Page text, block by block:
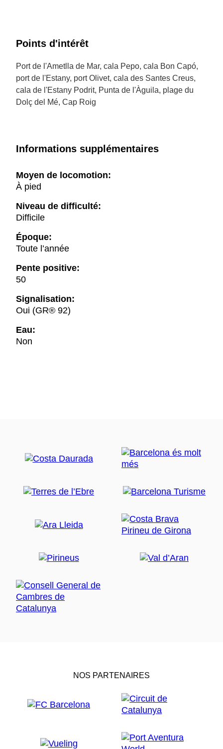
Points d'intérêt
Port de l'Ametlla de Mar, cala Pepo, cala Bon Capó,
port de l'Estany, port Olivet, cala des Santes Creus,
cala de l'Estany Podrit, Punta de l'Àguila, plage du
Dolç del Mé, Cap Roig
Informations supplémentaires
Moyen de locomotion:
À pied
Niveau de difficulté:
Difficile
Époque:
Toute l’année
Pente positive:
50
Signalisation:
Oui (GR® 92)
Eau:
Non
NOS PARTENAIRES